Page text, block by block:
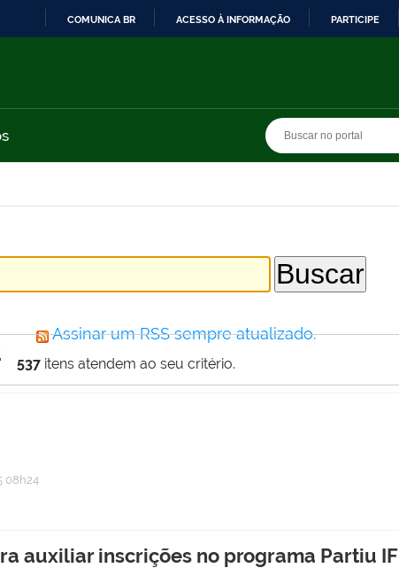
COMUNICA BR ACESSO À INFORMAÇÃO PARTICIPE
Assinar um RSS sempre atualizado.
537itens atendem ao seu critério.
08h24
auxiliar inscrições no programa Partiu IF